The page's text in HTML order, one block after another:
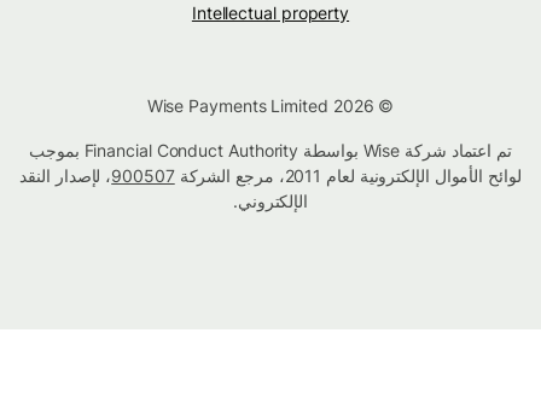
Intellectual property
تم اعتماد شركة Wise بواسطة Financial Conduct Authority بموجب
لوائح الأموال الإلكترونية لعام 2011، مرجع الشركة
900507، لإصدار النقد
الإلكتروني.